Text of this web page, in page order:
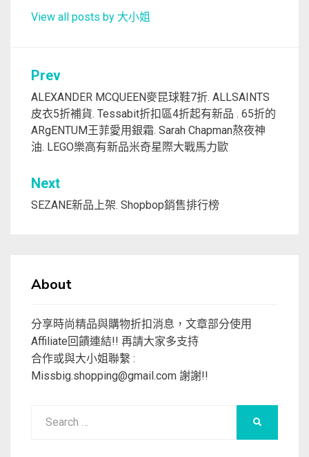
View all posts by 大小姐
文
章
導
覽
Prev
ALEXANDER MCQUEEN麥昆球鞋7折. ALLSAINTS
皮衣5折補貨. Tessabit折扣區4折起有新品 . 65折的
ARgENTUM王菲愛用銀霜. Sarah Chapman熬夜神
油. LEGO樂高有新品米奇星際大戰馬力歐
Next
SEZANE新品上架. Shopbop銷售排行榜
About
分享時尚精品與購物折扣消息，文章部分使用
Affiliate回饋連結!! 再請大家多支持
合作或與大小姐聯繫 :
Missbig.shopping@gmail.com 謝謝!!